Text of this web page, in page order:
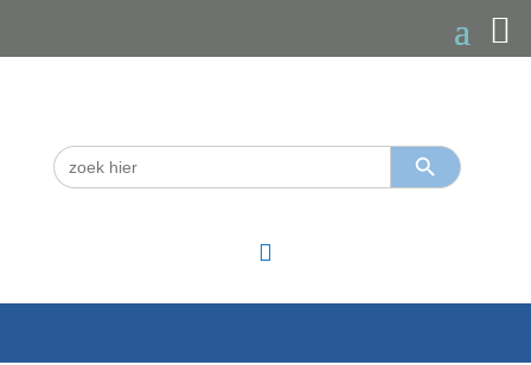
Zoek
naar:
Zoekknop
